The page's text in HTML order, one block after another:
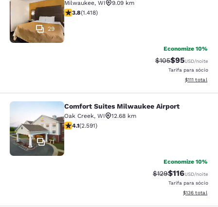
29
Milwaukee, WI
9.09 km
classificação 3.82 estrelas. Bom. 1418 avaliações
3.8(1.418)
Economize 10%
Tarifa anterior
$105Tarifa com
$95USD/noite
Tarifa para sócio
Exibir
$111 total
Comfort Suites Milwaukee Airport
71
Comfort Suites Milwaukee Airport
Oak Creek, WI
12.68 km
classificação 4.1 estrelas. Muito bom. 2591 avaliações
4.1(2.591)
Economize 10%
Tarifa anterior
$129Tarifa com
$116USD/noite
Tarifa para sócio
Exibir
$136 total